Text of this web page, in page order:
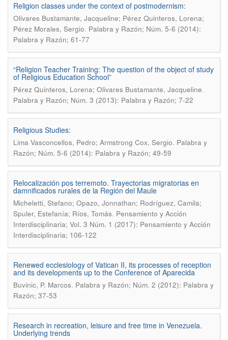
Religion classes under the context of postmodernism:
Olivares Bustamante, Jacqueline; Pérez Quinteros, Lorena;
Pérez Morales, Sergio. Palabra y Razón; Núm. 5-6 (2014):
Palabra y Razón; 61-77
“Religion Teacher Training: The question of the object of study
of Religious Education School”
Pérez Quinteros, Lorena; Olivares Bustamante, Jacqueline.
Palabra y Razón; Núm. 3 (2013): Palabra y Razón; 7-22
Religious Studies:
Lima Vasconcellos, Pedro; Armstrong Cox, Sergio. Palabra y
Razón; Núm. 5-6 (2014): Palabra y Razón; 49-59
Relocalización pos terremoto. Trayectorias migratorias en
damnificados rurales de la Región del Maule
Micheletti, Stefano; Opazo, Jonnathan; Rodríguez, Camila;
Spuler, Estefanía; Ríos, Tomás. Pensamiento y Acción
Interdisciplinaria; Vol. 3 Núm. 1 (2017): Pensamiento y Acción
Interdisciplinaria; 106-122
Renewed ecclesiology of Vatican II, its processes of reception
and its developments up to the Conference of Aparecida
Buvinic, P. Marcos. Palabra y Razón; Núm. 2 (2012): Palabra y
Razón; 37-53
Research in recreation, leisure and free time in Venezuela.
Underlying trends